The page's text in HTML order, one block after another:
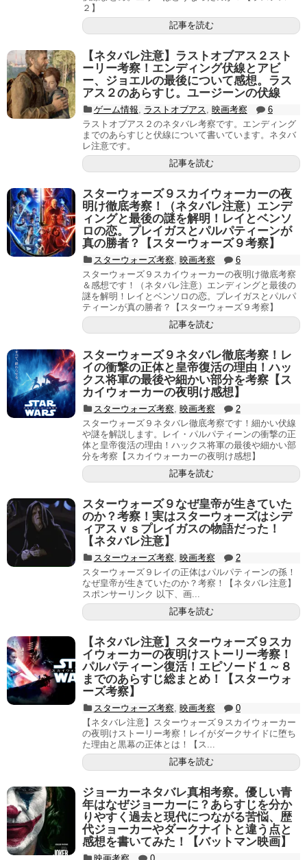
２】
記事を読む
【ネタバレ注意】ラストオブアス２スト
ーリー考察！エンディング伏線とアビ
ー、ジョエルの最後について感想。ラス
アス２のあらすじ。ユージーンの伏線
ゲーム情報 ラストオブアス 映画考察
6
ラストオブアス２のネタバレ考察です。エンディング
までのあらすじと伏線について書いています。ネタバ
レ注意です。
記事を読む
スターウォーズ９スカイウォーカーの夜
明け徹底考察！（ネタバレ注意）エンデ
ィングと最後の謎を解明！レイとベンソ
ロの恋。プレイガスとパルパティーンが
真の勝者？【スターウォーズ９考察】
スターウォーズ考察 映画考察
6
スターウォーズ９スカイウォーカーの夜明け徹底考察
＆感想です！（ネタバレ注意）エンディングと最後の
謎を解明！レイとベンソロの恋。プレイガスとパルパ
ティーンが真の勝者？【スターウォーズ９考察】
記事を読む
スターウォーズ９ネタバレ徹底考察！レ
イの衝撃の正体と皇帝復活の理由！ハッ
クス将軍の最後や細かい部分を考察【ス
カイウォーカーの夜明け感想】
スターウォーズ考察 映画考察
2
スターウォーズ９ネタバレ徹底考察です！細かい伏線
や謎を解説します。レイ・パルパティーンの衝撃の正
体と皇帝復活の理由！ハックス将軍の最後や細かい部
分を考察【スカイウォーカーの夜明け感想】
記事を読む
スターウォーズ９なぜ皇帝が生きていた
のか？考察！実はスターウォーズはシデ
ィアスｖｓプレイガスの物語だった！
【ネタバレ注意】
スターウォーズ考察 映画考察
2
スターウォーズ９レイの正体はパルパティーンの孫！
なぜ皇帝が生きていたのか？考察！【ネタバレ注意】
スポンサーリンク 以下、画...
記事を読む
【ネタバレ注意】スターウォーズ９スカ
イウォーカーの夜明けストーリー考察！
パルパティーン復活！エピソード１～８
までのあらすじ総まとめ！【スターウォ
ーズ考察】
スターウォーズ考察 映画考察
0
【ネタバレ注意】スターウォーズ９スカイウォーカー
の夜明けストーリー考察！レイがダークサイドに堕ち
た理由と黒幕の正体とは！【ス...
記事を読む
ジョーカーネタバレ真相考察。優しい青
年はなぜジョーカーに？あらすじを分か
りやすく過去と現代につながる苦悩、歴
代ジョーカーやダークナイトと違う点と
感想を書いてみた！【バットマン映画】